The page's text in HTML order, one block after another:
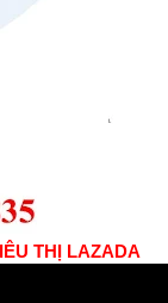
THỊ LAZADA